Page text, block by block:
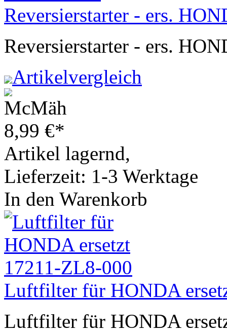
Reversierstarter - ers.
Reversierstarter - ers.
Artikelvergleich
8,99 €*
Artikel lagernd,
Lieferzeit: 1-3 Werktage
In den Warenkorb
Luftfilter für HONDA
Luftfilter für HONDA